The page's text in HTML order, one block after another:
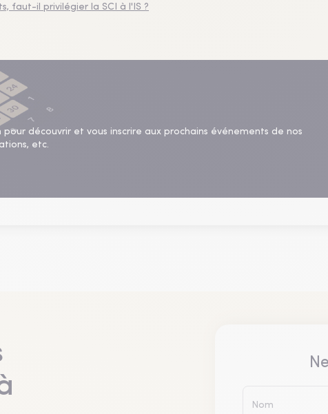
faut-il privilégier la SCI à l'IS ?
découvrir et vous inscrire aux prochains événements de nos
etc.